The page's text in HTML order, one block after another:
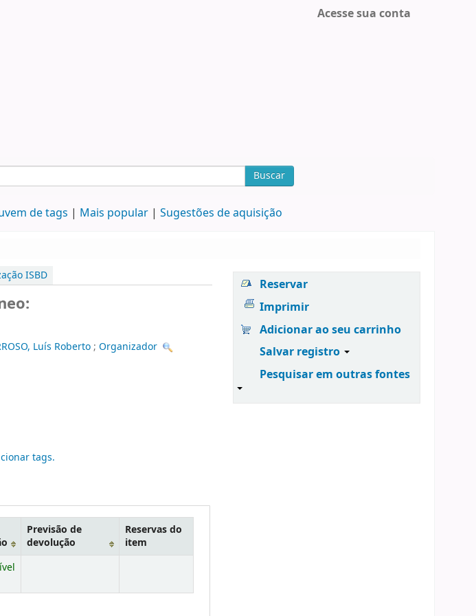
Acesse sua conta
Buscar
de tags Mais popular Sugestões de aquisição
ISBD
Luís Roberto;Organizador
tags.
Previsão de
devolução
Reservas do
item
Reservar
Imprimir
Adicionar ao seu carrinho
Salvar registro
Pesquisar em outras fontes